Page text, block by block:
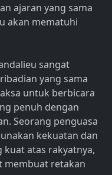
ajaran yang sama
akan mematuhi
sangat
yang sama
untuk berbicara
penuh dengan
Seorang penguasa
kekuatan dan
atas rakyatnya,
membuat retakan